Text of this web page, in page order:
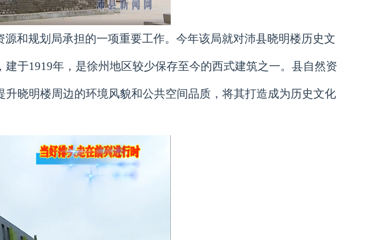
和规划局承担的一项重要工作。今年该局就对沛县晓明楼历史文
于1919年，是徐州地区较少保存至今的西式建筑之一。县自然资
晓明楼周边的环境风貌和公共空间品质，将其打造成为历史文化